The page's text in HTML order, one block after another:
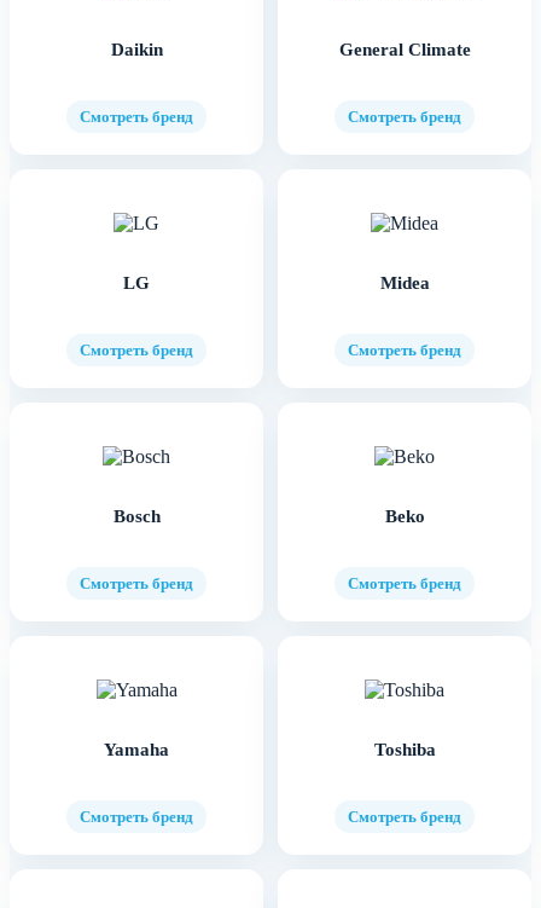
Daikin
Смотреть бренд
General Climate
Смотреть бренд
LG
Смотреть бренд
Midea
Смотреть бренд
Bosch
Смотреть бренд
Beko
Смотреть бренд
Yamaha
Смотреть бренд
Toshiba
Смотреть бренд